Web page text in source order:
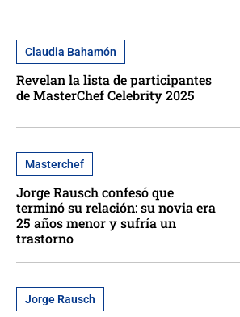
Claudia Bahamón
Revelan la lista de participantes
de MasterChef Celebrity 2025
Masterchef
Jorge Rausch confesó que
terminó su relación: su novia era
25 años menor y sufría un
trastorno
Jorge Rausch